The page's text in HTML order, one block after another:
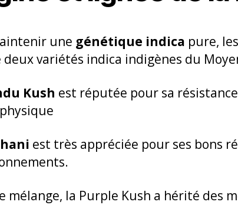
une génétique indica pure,
variétés indica indigènes du
Kush est réputée pour sa
est très appréciée pour ses bons
mélange, la Purple Kush a hérité des